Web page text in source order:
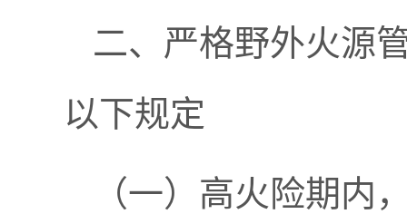
二、严格野外火源
以下规定
（一）高火险期内